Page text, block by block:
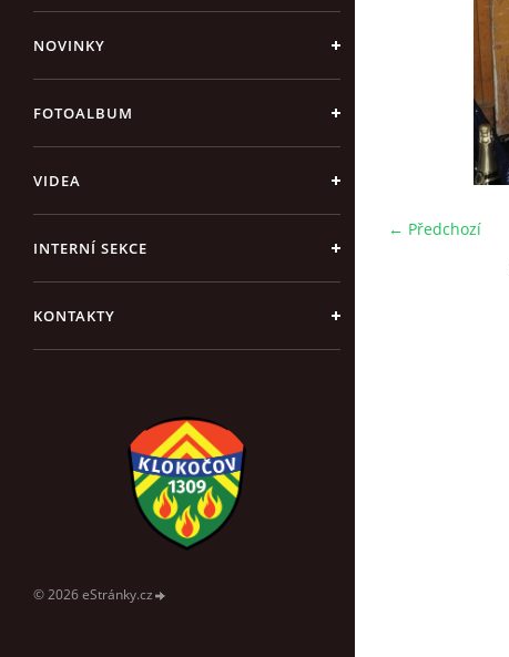
NOVINKY
FOTOALBUM
VIDEA
INTERNÍ SEKCE
KONTAKTY
© 2026 eStránky.cz
← Předchozí